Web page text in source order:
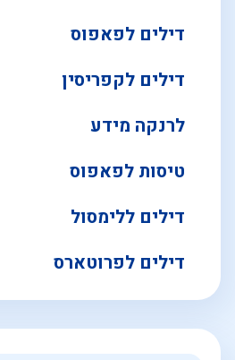
דילים לפאפוס
דילים לקפריסין
לרנקה מידע
טיסות לפאפוס
דילים ללימסול
דילים לפרוטארס